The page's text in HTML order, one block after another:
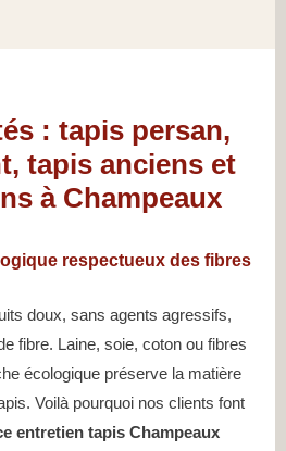
: tapis persan,
tapis anciens et
à Champeaux
respectueux des fibres
doux, sans agents agressifs,
fibre. Laine, soie, coton ou fibres
écologique préserve la matière
Voilà pourquoi nos clients font
entretien tapis Champeaux